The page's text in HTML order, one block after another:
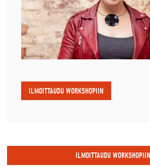
ILMOITTAUDU WORKSHOPIIN
ILMOITTAUDU WORKSHOPIIN